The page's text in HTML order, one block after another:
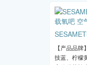
【产品品
技蓝、柠檬